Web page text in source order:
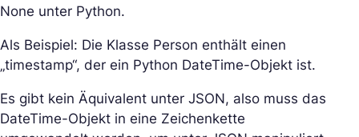
None unter Python.
Als Beispiel: Die Klasse Person enthält einen
„timestamp“, der ein Python DateTime-Objekt ist.
Es gibt kein Äquivalent unter JSON, also muss das
DateTime-Objekt in eine Zeichenkette